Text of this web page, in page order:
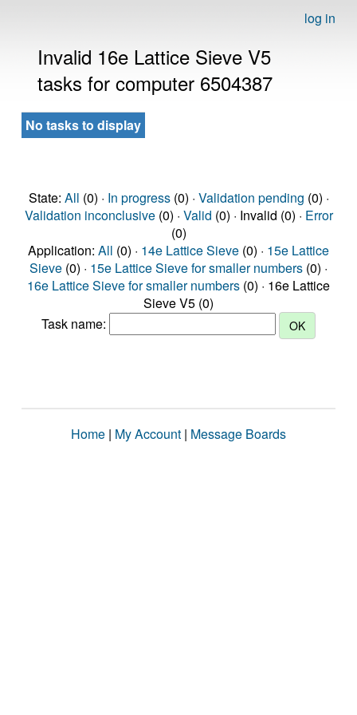
log in
Invalid 16e Lattice Sieve V5
tasks for computer 6504387
No tasks to display
State: All (0) · In progress(0) · Validation pending (0) ·
Validation inconclusive(0) · Valid (0) · Invalid (0) · Error
(0)
Application: All (0) · 14e Lattice Sieve (0) · 15e Lattice
Sieve (0) · 15e Lattice Sieve for smaller numbers (0) ·
16e Lattice Sieve for smaller numbers (0) · 16e Lattice
Sieve V5 (0)
Task name:
Home | My Account | Message Boards